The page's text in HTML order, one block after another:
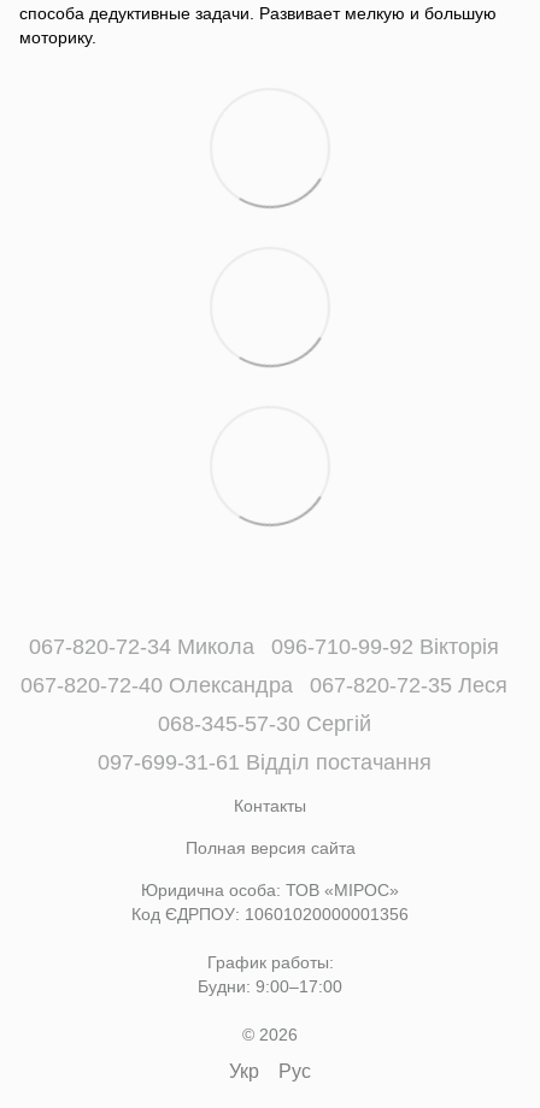
способа дедуктивные задачи. Развивает мелкую и большую
моторику.
067-820-72-34 Микола
096-710-99-92 Вікторія
067-820-72-40 Олександра
067-820-72-35 Леся
068-345-57-30 Сергій
097-699-31-61 Відділ постачання
Контакты
Полная версия сайта
Юридична особа: ТОВ «МІРОС»
Код ЄДРПОУ: 10601020000001356
График работы:
Будни: 9:00–17:00
© 2026
Укр Рус